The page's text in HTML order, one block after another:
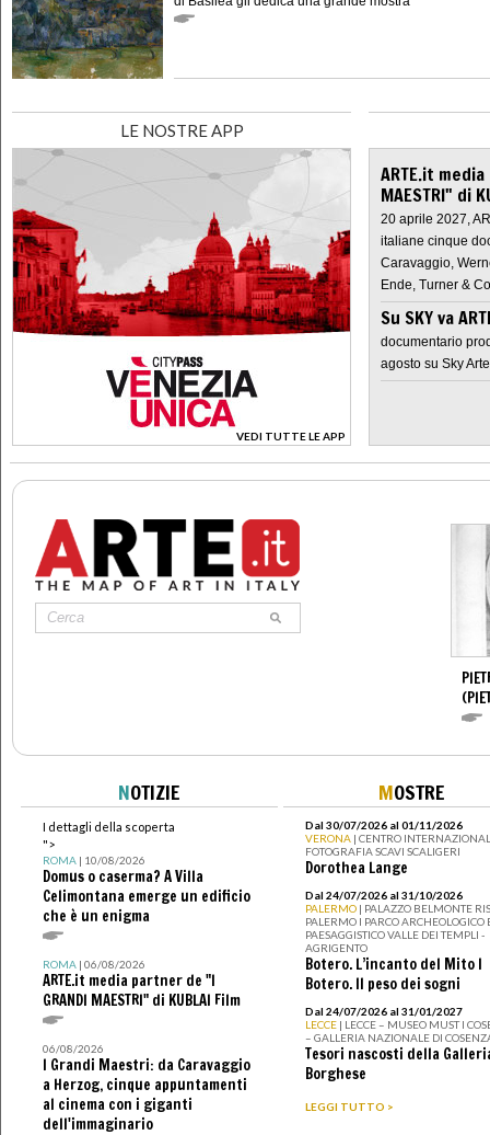
LE NOSTRE APP
VEDI TUTTE LE APP
>
ARTE.it
MAESTRI" di
20 aprile 2027,
italiane cinque
Caravaggio,
Ende, Turner &
Su SKY va
documentario
agosto su Sky Arte
NOTIZIE
I dettagli della scoperta
">
ROMA| 10/08/2026
Domus o caserma? A Villa
Celimontana emerge un edificio
che è un enigma
ROMA| 06/08/2026
ARTE.it media partner de "I
GRANDI MAESTRI" di KUBLAI Film
06/08/2026
I Grandi Maestri: da Caravaggio
a Herzog, cinque appuntamenti
al cinema con i giganti
dell'immaginario
MOSTRE
Dal 30/07/2026 al 01/11/2026
VERONA | CENTRO
FOTOGRAFIA SCAVI SCALIGERI
Dorothea Lange
Dal 24/07/2026 al 31/10/2026
PALERMO | PALAZZO BELMONTE
PALERMO I PARCO ARCHEOLOGICO
PAESAGGISTICO VALLE DEI TEMPLI -
AGRIGENTO
Botero. L’incanto del Mito I
Botero. Il peso dei sogni
Dal 24/07/2026 al 31/01/2027
LECCE | LECCE – MUSEO MUST I
– GALLERIA NAZIONALE DI
Tesori nascosti della
Borghese
LEGGI TUTTO >